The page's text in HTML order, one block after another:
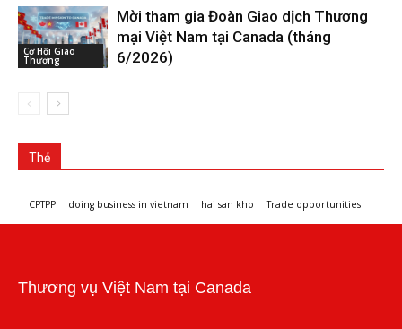
Cơ Hội Giao
Thương
Mời tham gia Đoàn Giao dịch Thương
mại Việt Nam tại Canada (tháng
6/2026)
Thẻ
CPTPP doing business in vietnam hai san kho Trade opportunities
Thương vụ Việt Nam tại Canada